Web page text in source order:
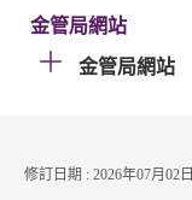
金管局網站
金管局網站
修訂日期 : 2026年07月02日